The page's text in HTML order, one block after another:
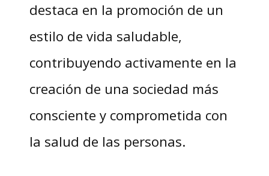
destaca en la promoción de un
estilo de vida saludable,
contribuyendo activamente en la
creación de una sociedad más
consciente y comprometida con
la salud de las personas.